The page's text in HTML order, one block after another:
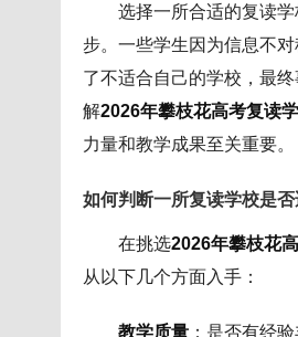
选择一所合适的复读
步。一些学生因为信息不
了不适合自己的学校，最
解2026年攀枝花高考复读
力量和教学成果至关重要。
如何判断一所复读学校是否
在挑选2026年攀枝花
从以下几个方面入手：
教学质量：是否有经验